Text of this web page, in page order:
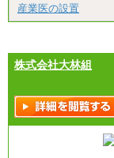
産業医の設置
株式会社大林組